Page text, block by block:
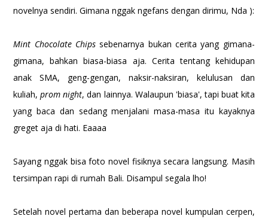
novelnya sendiri. Gimana nggak ngefans dengan dirimu, Nda ):
Mint Chocolate Chips sebenarnya bukan cerita yang gimana-
gimana, bahkan biasa-biasa aja. Cerita tentang kehidupan
anak SMA, geng-gengan, naksir-naksiran, kelulusan dan
kuliah,prom night, dan lainnya. Walaupun 'biasa', tapi buat kita
yang baca dan sedang menjalani masa-masa itu kayaknya
greget aja di hati. Eaaaa
Sayang nggak bisa foto novel fisiknya secara langsung. Masih
tersimpan rapi di rumah Bali. Disampul segala lho!
Setelah novel pertama dan beberapa novel kumpulan cerpen,